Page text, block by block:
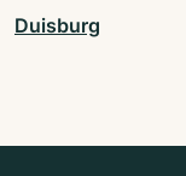
Duisburg